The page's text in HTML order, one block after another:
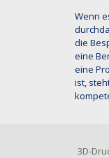
Wenn
die
eine
eine
ist,
3D-